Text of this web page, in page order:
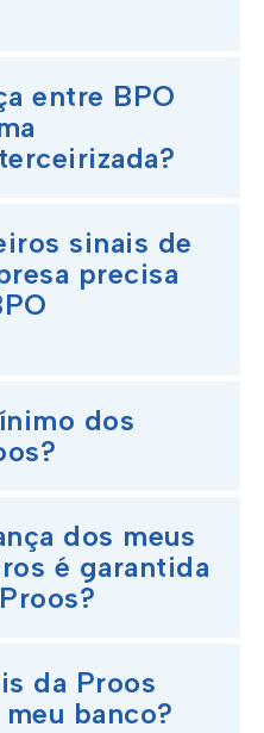
entre BPO
sinais de
precisa
dos
dos meus
é garantida
da Proos
banco?